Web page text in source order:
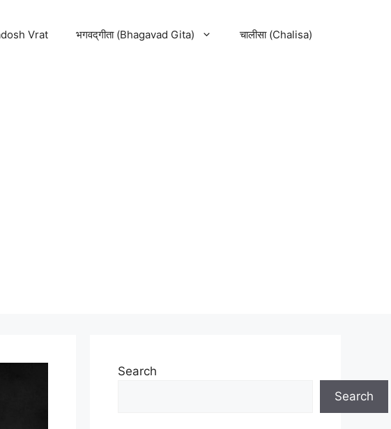
Vrat भगवद्‌गीता (Bhagavad Gita) चालीसा (Chalisa)
Search
Search